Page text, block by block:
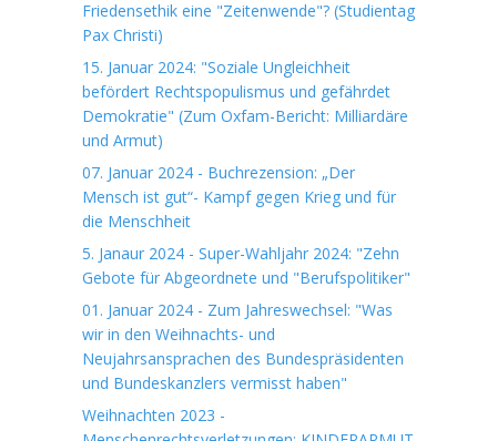
Friedensethik eine "Zeitenwende"? (Studientag
Pax Christi)
15. Januar 2024: "Soziale Ungleichheit
befördert Rechtspopulismus und gefährdet
Demokratie" (Zum Oxfam-Bericht: Milliardäre
und Armut)
07. Januar 2024 - Buchrezension: „Der
Mensch ist gut“- Kampf gegen Krieg und für
die Menschheit
5. Janaur 2024 - Super-Wahljahr 2024: "Zehn
Gebote für Abgeordnete und "Berufspolitiker"
01. Januar 2024 - Zum Jahreswechsel: "Was
wir in den Weihnachts- und
Neujahrsansprachen des Bundespräsidenten
und Bundeskanzlers vermisst haben"
Weihnachten 2023 -